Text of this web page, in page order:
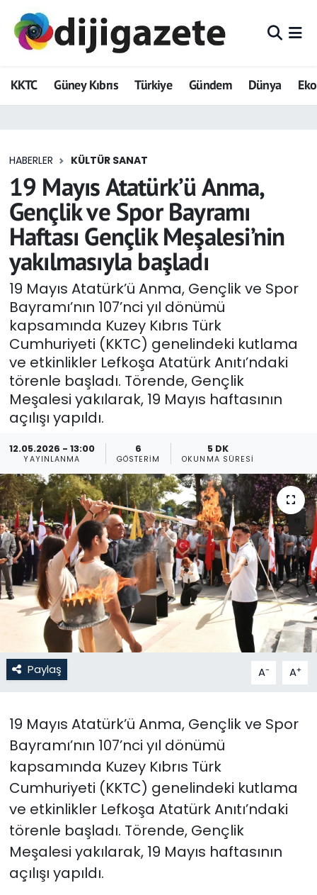
KKTC Güney Kıbrıs Türkiye Gündem Dünya
HABERLER KÜLTÜR SANAT
19 Mayıs Atatürk’ü Anma,
Gençlik ve Spor Bayramı
Haftası Gençlik Meşalesi’nin
yakılmasıyla başladı
19 Mayıs Atatürk’ü Anma, Gençlik ve Spor
Bayramı’nın 107’nci yıl dönümü
kapsamında Kuzey Kıbrıs Türk
Cumhuriyeti (KKTC) genelindeki kutlama
ve etkinlikler Lefkoşa Atatürk Anıtı’ndaki
törenle başladı. Törende, Gençlik
Meşalesi yakılarak, 19 Mayıs haftasının
açılışı yapıldı.
12.05.2026 - 13:00
YAYINLANMA
6
GÖSTERIM
5 DK
OKUNMA SÜRESI
Paylaş A- A+
19 Mayıs Atatürk’ü Anma, Gençlik ve Spor
Bayramı’nın 107’nci yıl dönümü
kapsamında Kuzey Kıbrıs Türk
Cumhuriyeti (KKTC) genelindeki kutlama
ve etkinlikler Lefkoşa Atatürk Anıtı’ndaki
törenle başladı. Törende, Gençlik
Meşalesi yakılarak, 19 Mayıs haftasının
açılışı yapıldı.
ADVERTORIAL
Dijigazete
Eğitim
Ekonomi
Foto Galeri
GEZİ
Güncel
Gündem
KKTC
KKTC YEREL SEÇİM 2018
Kültür Sanat
Magazin
Moda
Nöbetçi Eczaneler
Otomobil Dünyası
Politika
SAĞLIK
Teknoloji
TÜRKiYE
Video Galeri
YAŞAM
Yazarlar
Hava Durumu
Trafik Durumu
Tüm Manşetler
Son Dakika Haberleri
Haber Arşivi